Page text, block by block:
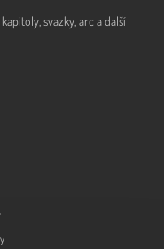
svazky, arc a další